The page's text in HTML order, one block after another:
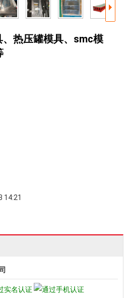
热压罐模具、smc模
14:21